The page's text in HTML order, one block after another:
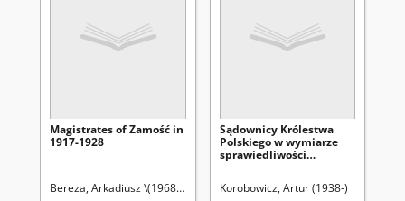
Magistrates of Zamość in
1917-1928
Bereza, Arkadiusz \(1968- ) Latawiec, Krzysztof. Red. Uniwersytet
Sądownicy Królestwa
Polskiego w wymiarze
sprawiedliwości
niepodległości (1917-
Korobowicz, Artur (1938-)